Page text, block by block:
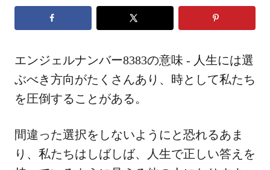
エンジェルナンバー8383の意味 - 人生には選
ぶべき方向がたくさんあり、時として私たち
を圧倒することがある。
間違った選択をしないようにと恐れるあま
り、私たちはしばしば、人生で正しい答えを